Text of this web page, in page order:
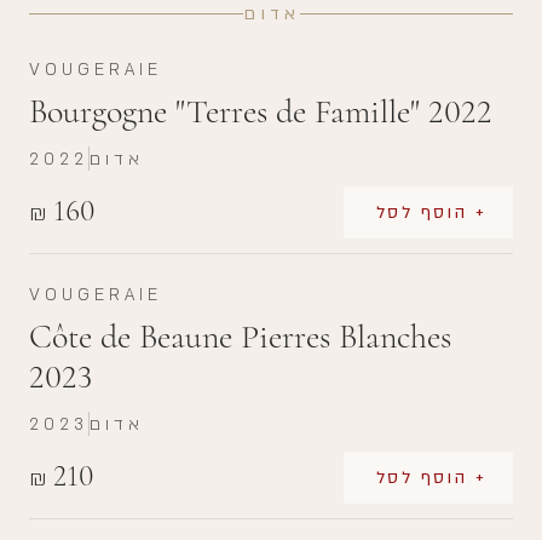
אדום
VOUGERAIE
Bourgogne "Terres de Famille" 2022
₪ 160 + הוסף לסל
2022 אדום
VOUGERAIE
Côte de Beaune Pierres Blanches
2023
₪ 210 + הוסף לסל
2023 אדום